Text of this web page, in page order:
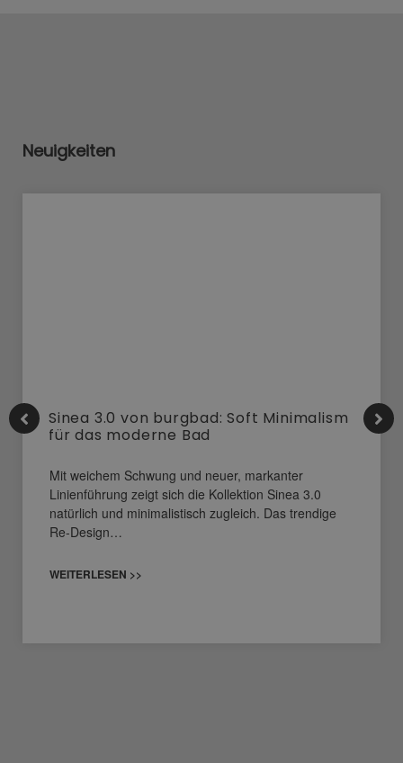
Neuigkeiten
Sinea 3.0 von burgbad: Soft Minimalism
für das moderne Bad
Mit weichem Schwung und neuer, markanter
Linienführung zeigt sich die Kollektion Sinea 3.0
natürlich und minimalistisch zugleich. Das trendige
Re-Design…
WEITERLESEN >>